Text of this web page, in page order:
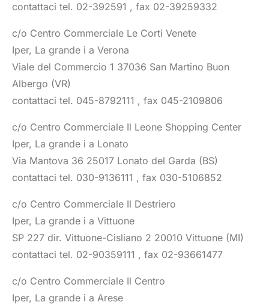
contattaci tel. 02-392591 , fax 02-39259332
c/o Centro Commerciale Le Corti Venete
Iper, La grande i a Verona
Viale del Commercio 1 37036 San Martino Buon
Albergo (VR)
contattaci tel. 045-8792111 , fax 045-2109806
c/o Centro Commerciale Il Leone Shopping Center
Iper, La grande i a Lonato
Via Mantova 36 25017 Lonato del Garda (BS)
contattaci tel. 030-9136111 , fax 030-5106852
c/o Centro Commerciale Il Destriero
Iper, La grande i a Vittuone
SP 227 dir. Vittuone-Cisliano 2 20010 Vittuone (MI)
contattaci tel. 02-90359111 , fax 02-93661477
c/o Centro Commerciale Il Centro
Iper, La grande i a Arese